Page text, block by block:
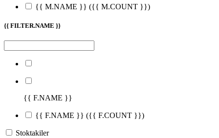
{{ M.NAME }} ({{ M.COUNT }})
{{ FILTER.NAME }}
{{ F.NAME }}
{{ F.NAME }} ({{ F.COUNT }})
Stoktakiler